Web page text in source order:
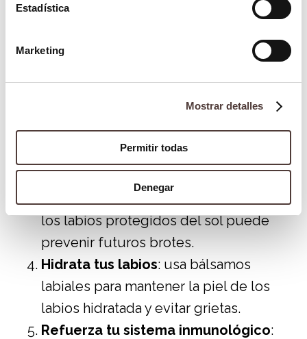
Estadística
Marketing
Mostrar detalles
Permitir todas
Denegar
medicamentos tópicos, como las
cremas con aciclovir, son efectivos si
Evita tocar las ampollas: esto reduce
el riesgo de extender el virus a otras
partes del cuerpo o a otras personas.
Usa protector solar labial
los labios protegidos del sol puede
prevenir futuros brotes.
Hidrata tus labios: usa bálsamos
labiales para mantener la piel de los
labios hidratada y evitar grietas.
Refuerza tu sistema inmunológico: